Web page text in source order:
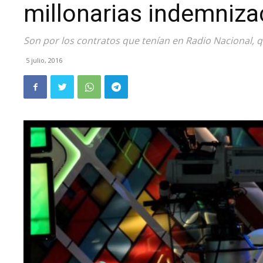
millonarias
Son por los contratos que tenían en Radio
5 julio, 2016